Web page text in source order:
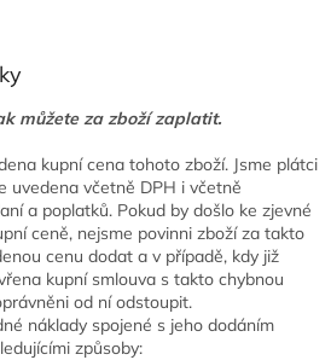
můžete za zboží zaplatit.
kupní cena tohoto zboží. Jsme plátci
uvedena včetně DPH i včetně
a poplatků. Pokud by došlo ke zjevné
ceně, nejsme povinni zboží za takto
cenu dodat a v případě, kdy již
kupní smlouva s takto chybnou
od ní odstoupit.
náklady spojené s jeho dodáním
způsoby: